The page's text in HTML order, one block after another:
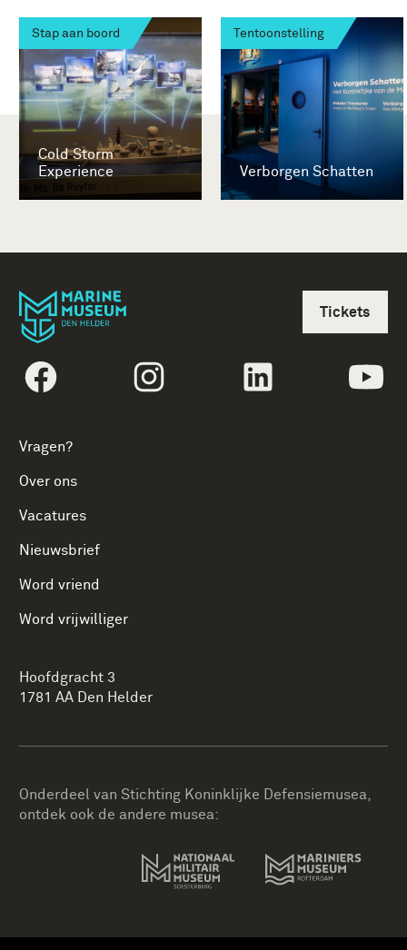
Stap aan boord
Cold Storm
Experience
Tentoonstelling
Verborgen Schatten
volgtekstFacebookvolgtekstInstagramvolgtekstLinkedin
Vragen?
Over ons
Vacatures
Nieuwsbrief
Word vriend
Word vrijwilliger
Tickets
Hoofdgracht 3
1781 AA Den Helder
Onderdeel van Stichting Koninklijke Defensiemusea,
ontdek ook de andere musea: